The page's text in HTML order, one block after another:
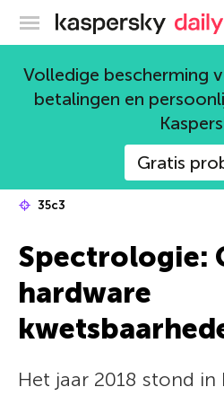
Volledige bescherming
betalingen en
Gratis
35c3
Spectrologie:
hardware
Het jaar 2018 stond in